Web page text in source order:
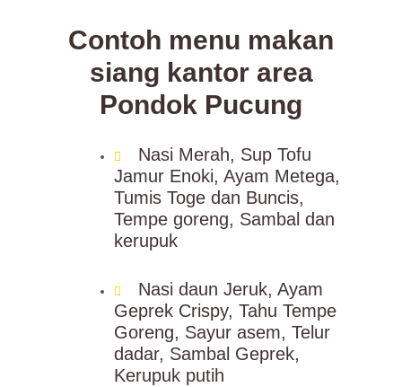
Contoh menu makan
siang kantor area
Pondok Pucung
Nasi Merah, Sup Tofu
Jamur Enoki, Ayam Metega,
Tumis Toge dan Buncis,
Tempe goreng, Sambal dan
kerupuk
Nasi daun Jeruk, Ayam
Geprek Crispy, Tahu Tempe
Goreng, Sayur asem, Telur
dadar, Sambal Geprek,
Kerupuk putih